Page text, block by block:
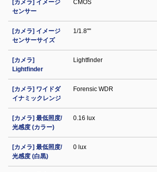
[カメラ] イメージ
センサー
CMOS
[カメラ] イメージ
センサーサイズ
1/1.8""
[カメラ]
Lightfinder
Lightfinder
[カメラ] ワイドダ
イナミックレンジ
Forensic WDR
[カメラ] 最低照度/
光感度 (カラー)
0.16 lux
[カメラ] 最低照度/
光感度 (白黒)
0 lux